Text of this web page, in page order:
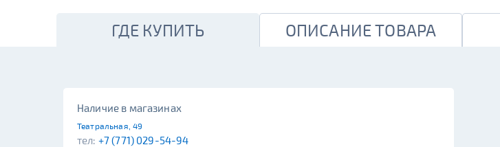
ГДЕ КУПИТЬ ОПИСАНИЕ ТОВАРА
Наличие в магазинах
Театральная, 49
тел: +7 (771) 029-54-94